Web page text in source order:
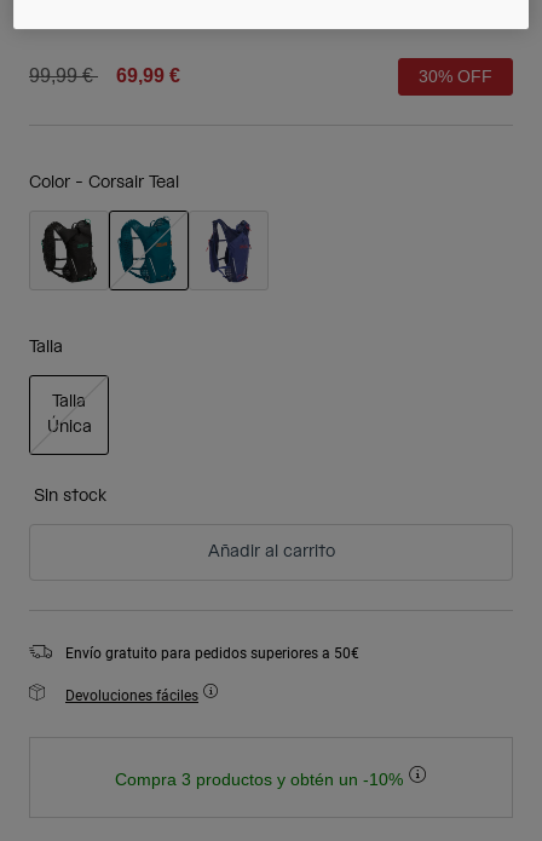
Price reduced from
99,99 €to 69,99 € 30% OFF
Color - Corsair Teal
Talla
Talla
Única
Sin stock
Añadir al carrito
Envío gratuito para pedidos superiores a 50€
Devoluciones fáciles
Compra 3 productos y obtén un -10%